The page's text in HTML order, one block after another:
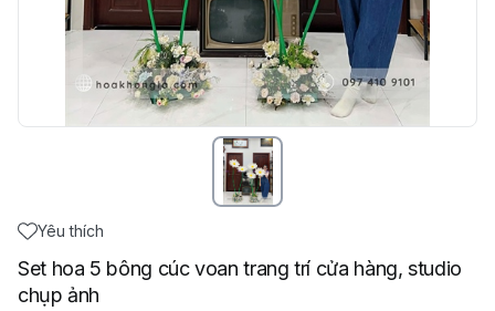
Yêu thích
Set hoa 5 bông cúc voan trang trí cửa hàng, studio
chụp ảnh